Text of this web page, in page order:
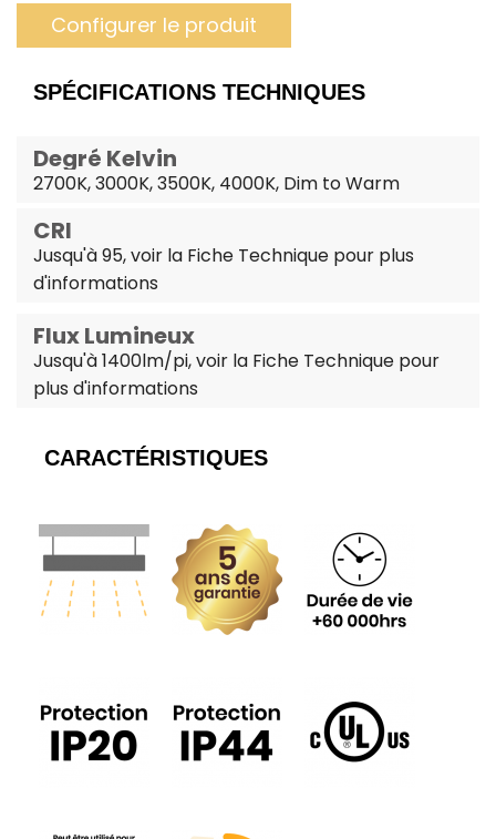
Configurer le produit
SPÉCIFICATIONS TECHNIQUES
Degré Kelvin
2700K, 3000K, 3500K, 4000K, Dim to Warm
CRI
Jusqu'à 95, voir la Fiche Technique pour plus
d'informations
Flux Lumineux
Jusqu'à 1400lm/pi, voir la Fiche Technique pour
plus d'informations
CARACTÉRISTIQUES